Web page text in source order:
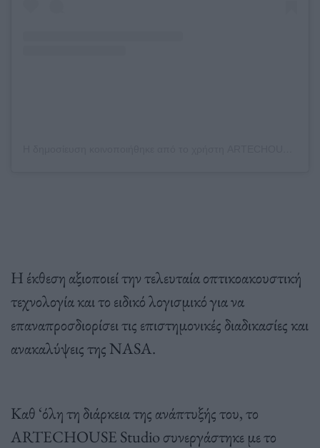
Η έκθεση αξιοποιεί την τελευταία οπτικοακουστική
τεχνολογία και το ειδικό λογισμικό για να
επαναπροσδιορίσει τις επιστημονικές διαδικασίες και
ανακαλύψεις της NASA.
Καθ ‘όλη τη διάρκεια της ανάπτυξής του, το
ARTECHOUSE Studio συνεργάστηκε με το